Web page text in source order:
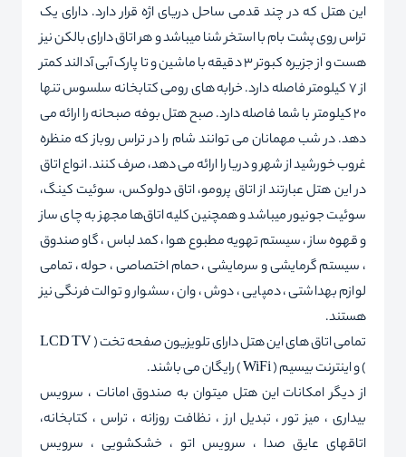
این هتل که در چند قدمی ساحل دریای اژه قرار دارد. دارای یک
تراس روی پشت بام با استخر شنا میباشد و هر اتاق دارای بالکن نیز
هست و از جزیره کبوتر 3 دقیقه با ماشین و تا پارک آبی آدالند کمتر
از 7 کیلومتر فاصله دارد. خرابه های رومی کتابخانه سلسوس تنها
20 کیلومتر با شما فاصله دارد. صبح هتل بوفه صبحانه را ارائه می
دهد. در شب مهمانان می توانند شام را در تراس روباز که منظره
غروب خورشید از شهر و دریا را ارائه می دهد، صرف کنند. انواع اتاق
در این هتل عبارتند از اتاق پرومو، اتاق دولوکس، سوئيت کینگ،
سوئیت جونیور میباشد و همچنین کلیه اتاق‌ها مجهز به چای ساز
و قهوه ساز ، سيستم تهويه مطبوع هوا ، كمد لباس ، گاو صندوق
، سيستم گرمايشی و سرمايشی ، حمام اختصاصی ، حوله ، تمامی
لوازم بهداشتی ، دمپايی ، دوش ، وان ، سشوار و توالت فرنگی نيز
هستند.
تمامی اتاق های این هتل دارای تلویزیون صفحه تخت ( LCD TV
) و اینترنت بیسیم ( WiFi ) رایگان می باشند.
از دیگر امکانات این هتل میتوان به صندوق امانات ، سرویس
بیداری ، میز تور ، تبدیل ارز ، نظافت روزانه ، تراس ، کتابخانه،
اتاقهای عایق صدا ، سرویس اتو ، خشکشویی ، سرویس